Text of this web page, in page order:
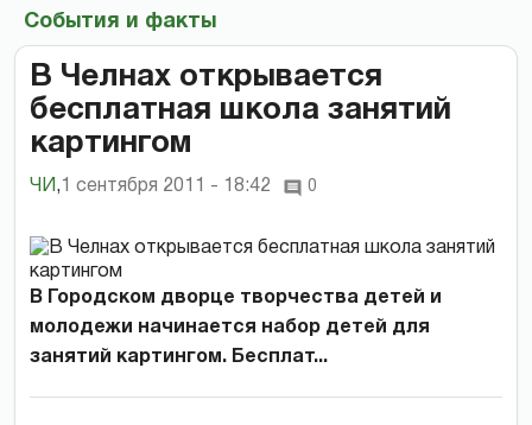
События и факты
В Челнах открывается
бесплатная школа занятий
картингом
ЧИ , 1 сентября 2011 - 18:42 0
В Городском дворце творчества детей и
молодежи начинается набор детей для
занятий картингом. Бесплат...